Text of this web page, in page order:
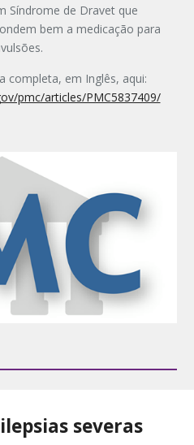
Síndrome de Dravet que
bem a medicação para
completa, em Inglês, aqui:
pmc/articles/PMC5837409/
severas